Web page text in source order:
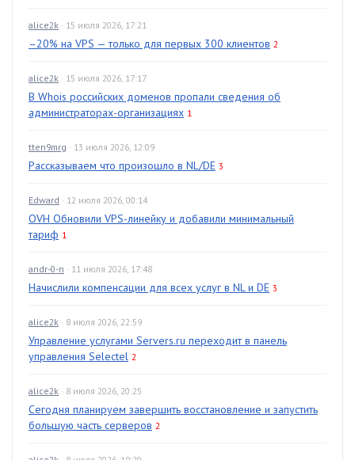
alice2k · 15 июля 2026, 17:21
–20% на VPS — только для первых 300 клиентов 2
alice2k · 15 июля 2026, 17:17
В Whois российских доменов пропали сведения об
администраторах-организациях 1
tten9mrg · 13 июля 2026, 12:09
Рассказываем что произошло в NL/DE 3
Edward · 12 июля 2026, 00:14
OVH Обновили VPS-линейку и добавили минимальный
тариф 1
andr-0-n · 11 июля 2026, 17:48
Начислили компенсации для всех услуг в NL и DE 3
alice2k · 8 июля 2026, 22:59
Управление услугами Servers.ru переходит в панель
управления Selectel 2
alice2k · 8 июля 2026, 20:25
Сегодня планируем завершить восстановление и запустить
большую часть серверов 2